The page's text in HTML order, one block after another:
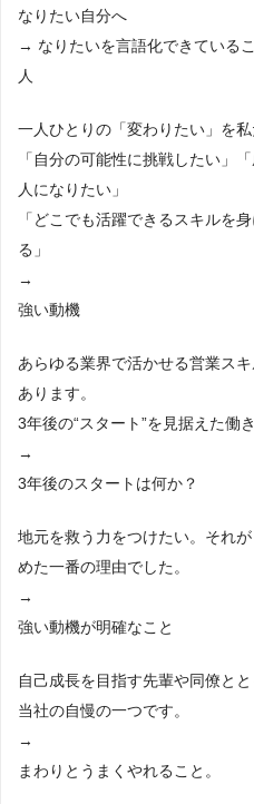
なりたい自分へ
→ なりたいを言語化できている
人
一人ひとりの「変わりたい」を私
「自分の可能性に挑戦したい」
人になりたい」
「どこでも活躍できるスキルを
る」
→
強い動機
あらゆる業界で活かせる営業ス
あります。
3年後の“スタート”を見据えた働
→
3年後のスタートは何か？
地元を救う力をつけたい。それ
めた一番の理由でした。
→
強い動機が明確なこと
自己成長を目指す先輩や同僚と
当社の自慢の一つです。
→
まわりとうまくやれること。